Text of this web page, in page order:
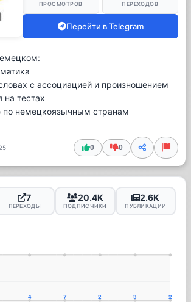
ПРОСМОТРОВ ПЕРЕХОДОВ
Перейти в Telegram
с ассоциацией и произношением
на тестах
по немецкоязычным странам
0 0
7
ПЕРЕХОДЫ
20.4K
ПОДПИСЧИКИ
2.6K
ПУБЛИКАЦИИ